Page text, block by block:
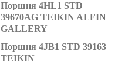
Поршня 4HL1 STD
39670AG TEIKIN ALFIN
GALLERY
Поршня 4JB1 STD 39163
TEIKIN